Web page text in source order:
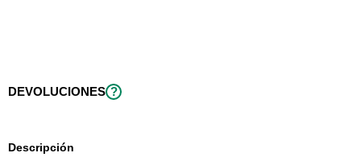
DEVOLUCIONES ?
Descripción